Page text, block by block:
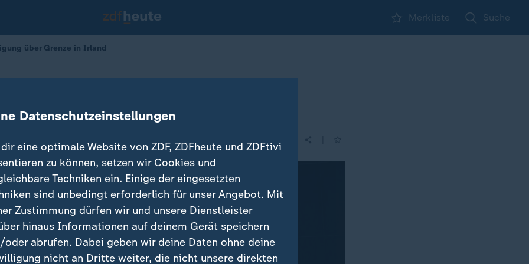
Merkliste Suche
über Grenze in Irland
über Grenze in Irland
Datenschutzeinstellungen
eine optimale Website von ZDF, ZDFheute und ZDFtivi
zu können, setzen wir Cookies und
Techniken ein. Einige der eingesetzten
sind unbedingt erforderlich für unser Angebot. Mit
Zustimmung dürfen wir und unsere Dienstleister
hinaus Informationen auf deinem Gerät speichern
oder abrufen. Dabei geben wir deine Daten ohne deine
nicht an Dritte weiter, die nicht unsere direkten